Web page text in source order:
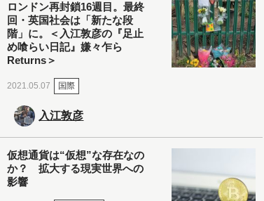
ロンドン再封鎖16週目。最終
回・英国社会は「新たな段
階」に。＜入江敦彦の『足止
め喰らい日記』嫌々乍ら
Returns＞
2021.05.07 国際
入江敦彦
仮想通貨は“仮想”な存在なの
か？ 拡大する現実世界への
影響